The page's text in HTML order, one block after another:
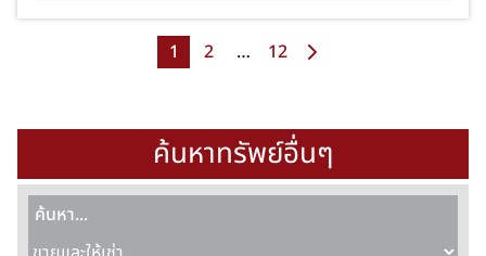
ค้นหาทรัพย์อื่นๆ
1 2 … 12